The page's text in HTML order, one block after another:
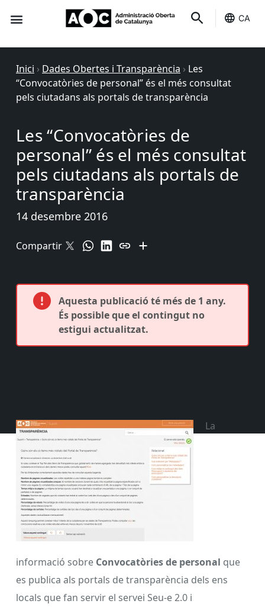
CA
Inici › Dades Obertes i Transparència › Les
“Convocatòries de personal” és el més consultat
pels ciutadans als portals de transparència
Les “Convocatòries de
personal” és el més consultat
pels ciutadans als portals de
transparència
14 desembre 2016
Compartir
Aquesta publicació té més de 1 any.
És possible que el contingut no
estigui actualitzat.
La
informació sobre Convocatòries de personal que
es publica als portals de transparència dels ens
locals que fan servir el servei Seu-e 2.0 i